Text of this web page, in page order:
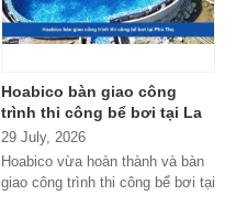
Hoabico bàn giao công
trình thi công bể bơi tại La
Phủ - Phú Thọ
29 July, 2026
Hoabico vừa hoàn thành và bàn
giao công trình thi công bể bơi tại